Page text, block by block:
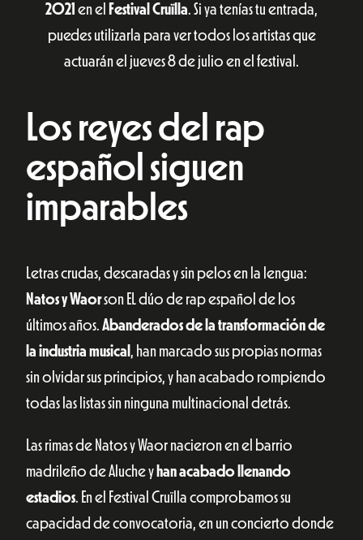
2021 en el Festival Cruïlla. Si ya tenías tu entrada,
puedes utilizarla para ver todos los artistas que
actuarán el jueves 8 de julio en el festival.
Los reyes del rap
español siguen
imparables
Letras crudas, descaradas y sin pelos en la lengua:
Natos y Waorson EL dúo de rap español de los
últimos años. Abanderados de la transformación de
la industria musical , han marcado sus propias normas
sin olvidar sus principios, y han acabado rompiendo
todas las listas sin ninguna multinacional detrás.
Las rimas de Natos y Waor nacieron en el barrio
madrileño de Aluche y han acabado llenando
estadios. En el Festival Cruïlla comprobamos su
capacidad de convocatoria, en un concierto donde